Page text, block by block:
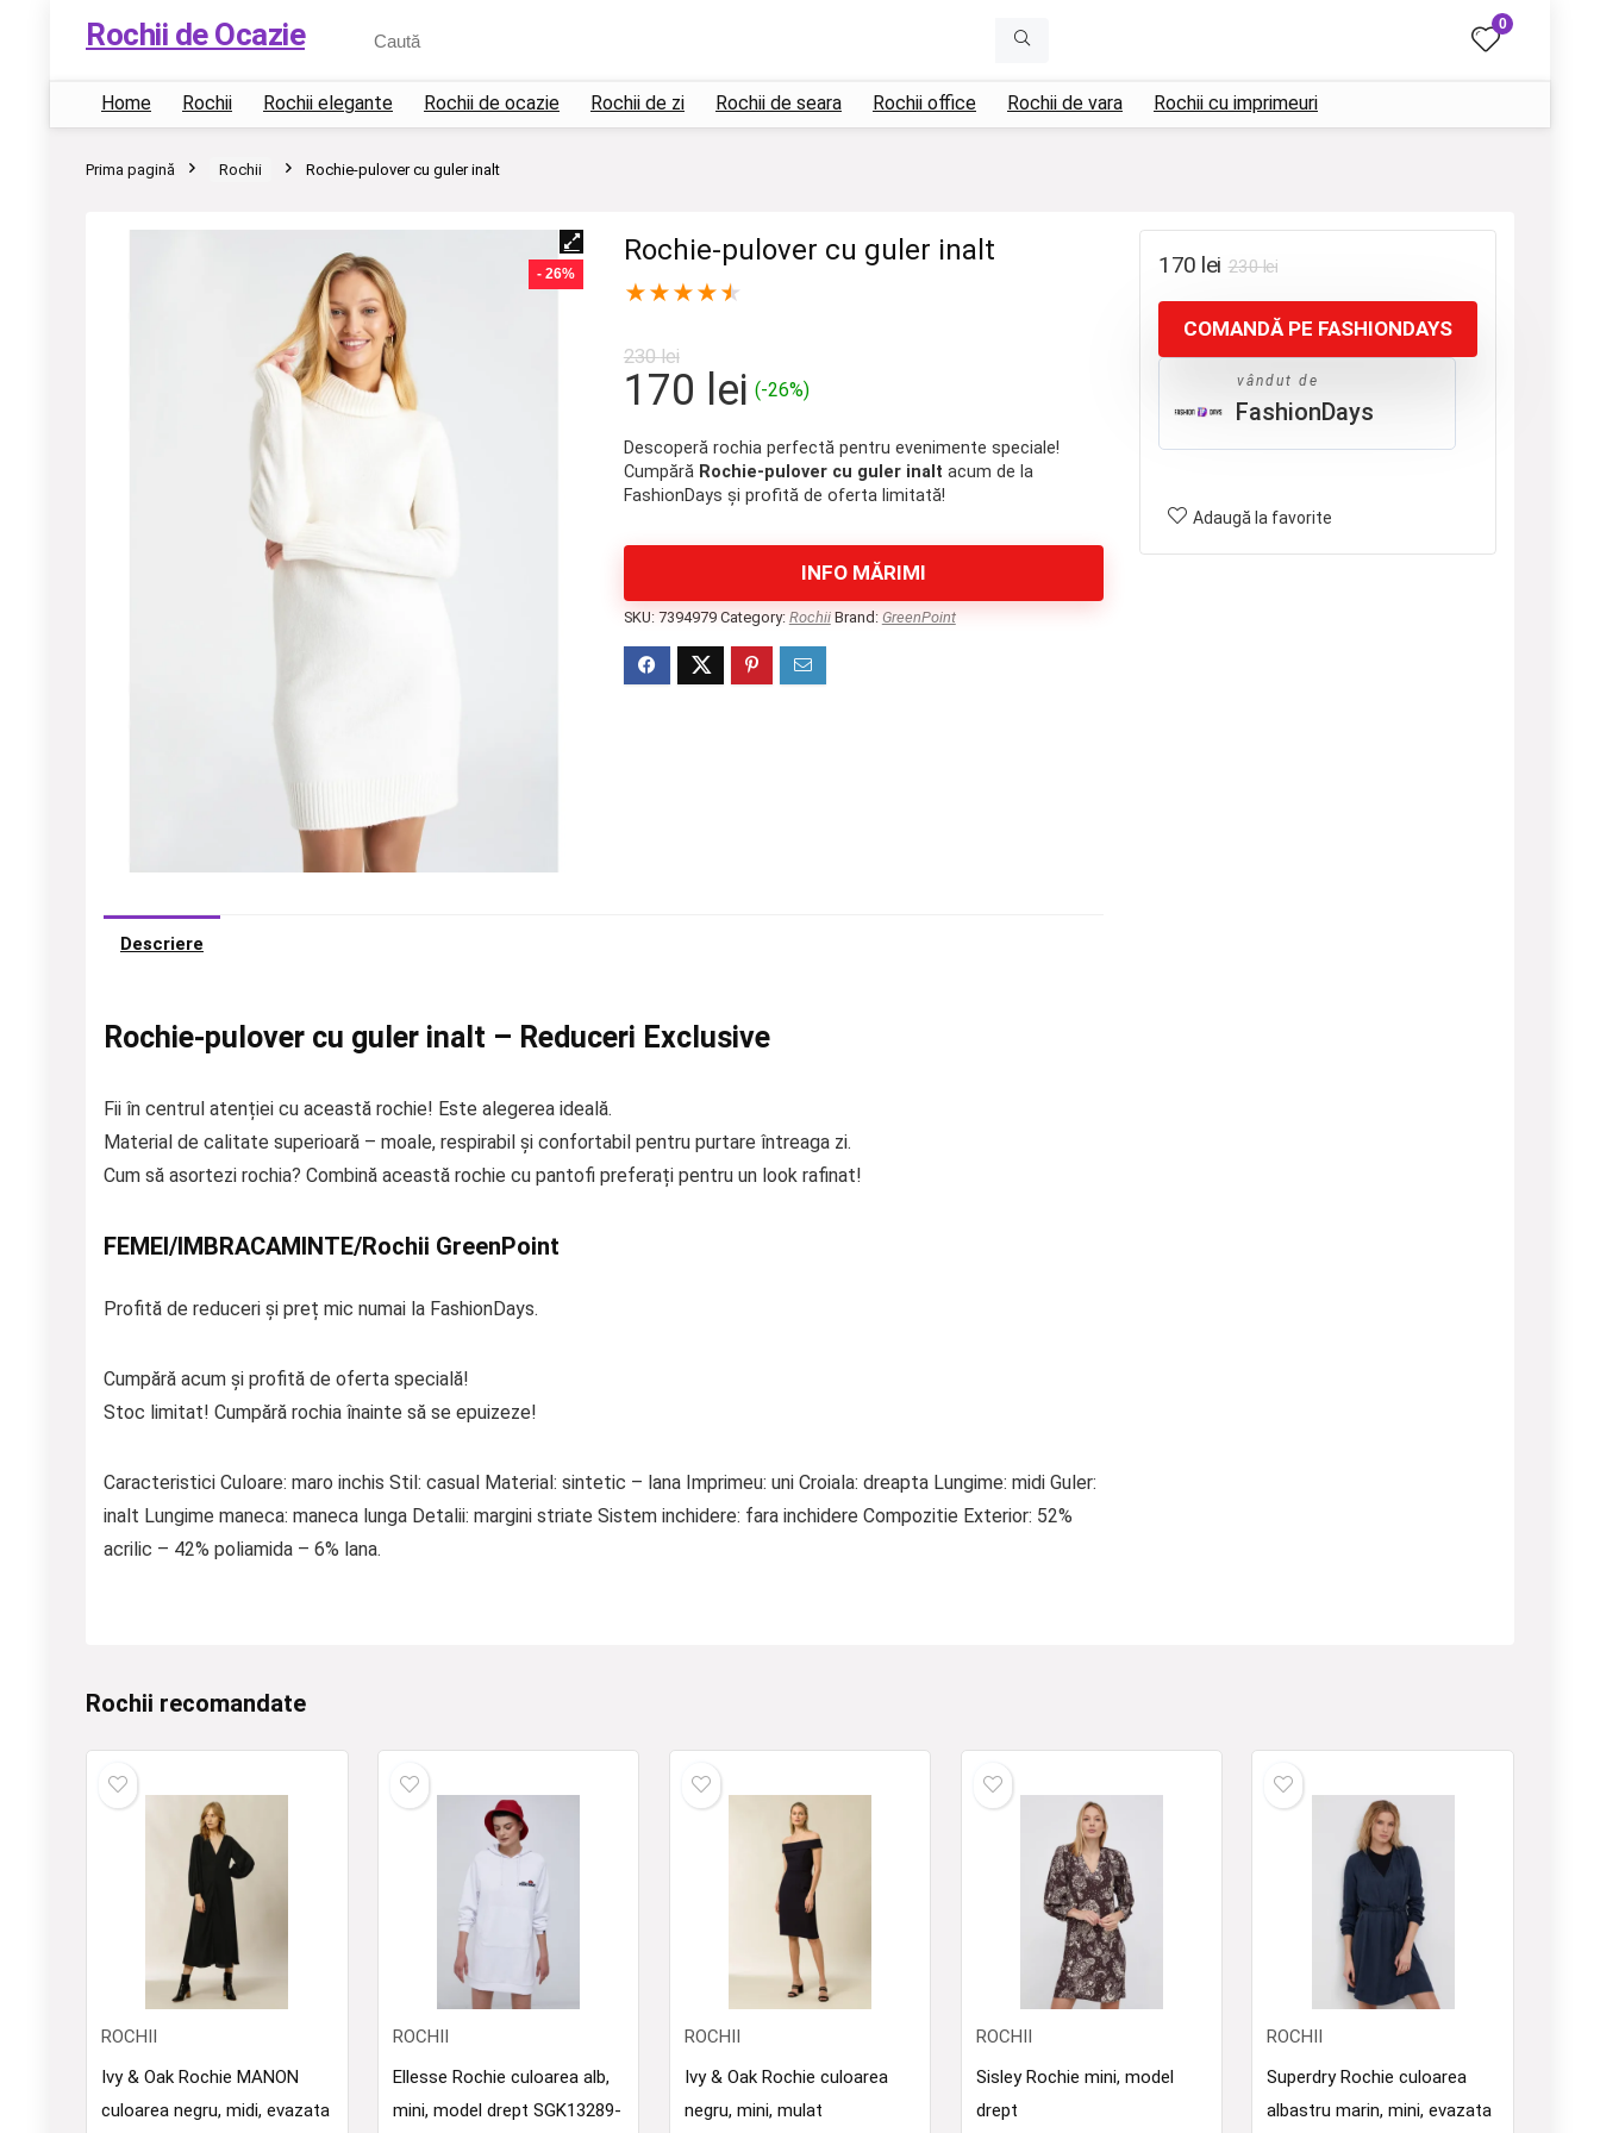
Rochii de Ocazie 0
Home Rochii Rochii elegante Rochii de ocazie Rochii de zi Rochii de seara Rochii office Rochii de vara Rochii cu imprimeuri
Prima pagină Rochii Rochie-pulover cu guler inalt
- 26%
Rochie-pulover cu guler inalt
★★★★★
230lei
Prețul
a
fost:
230 lei.
170 leiPrețul
este:
170 lei.
(-26%)
Descoperă rochia perfectă pentru evenimente speciale!
Cumpără Rochie-pulover cu guler inalt acum de la
FashionDays și profită de oferta limitată!
INFO MĂRIMI
SKU: 7394979 Category: Rochii Brand: GreenPoint
Descriere
Rochie-pulover cu guler inalt – Reduceri Exclusive
Fii în centrul atenției cu această rochie! Este alegerea ideală.
Material de calitate superioară – moale, respirabil și confortabil pentru purtare întreaga zi.
Cum să asortezi rochia? Combină această rochie cu pantofi preferați pentru un look rafinat!
FEMEI/IMBRACAMINTE/Rochii GreenPoint
Profită de reduceri și preț mic numai la FashionDays.
Cumpără acum și profită de oferta specială!
Stoc limitat! Cumpără rochia înainte să se epuizeze!
Caracteristici Culoare: maro inchis Stil: casual Material: sintetic – lana Imprimeu: uni Croiala: dreapta Lungime: midi Guler:
inalt Lungime maneca: maneca lunga Detalii: margini striate Sistem inchidere: fara inchidere Compozitie Exterior: 52%
acrilic – 42% poliamida – 6% lana.
230leiPrețul
inițial
a
fost:
230 lei.
170 lei
Prețul
curent
este:
170 lei.
COMANDĂ PE FASHIONDAYS
vândut de
FashionDays
Adaugă la favorite
Rochii recomandate
ROCHII
Ivy & Oak Rochie MANON
culoarea negru, midi, evazata
ROCHII
Ellesse Rochie culoarea alb,
mini, model drept SGK13289-
ROCHII
Ivy & Oak Rochie culoarea
negru, mini, mulat
ROCHII
Sisley Rochie mini, model
drept
ROCHII
Superdry Rochie culoarea
albastru marin, mini, evazata